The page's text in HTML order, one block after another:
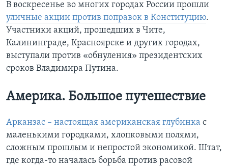
В воскресенье во многих городах России прошли
уличные акции против поправок в Конституцию.
Участники акций, прошедших в Чите,
Калининграде, Красноярске и других городах,
выступали против «обнуления» президентских
сроков Владимира Путина.
Америка. Большое путешествие
Арканзас – настоящая американская глубинка c
маленькими городками, хлопковыми полями,
сложным прошлым и непростой экономикой. Штат,
где когда-то началась борьба против расовой